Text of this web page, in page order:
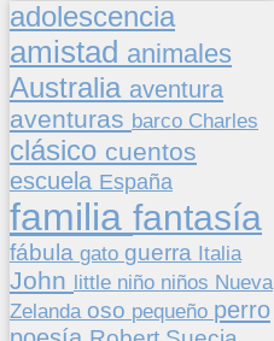
adolescencia
amistad animales
Australia aventura
aventuras barco Charles
clásico cuentos
escuela España
familia fantasía
fábula gato guerra Italia
John little niño niños Nueva
Zelanda oso pequeño perro